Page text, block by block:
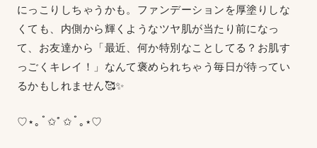
にっこりしちゃうかも。ファンデーションを厚塗りしな
くても、内側から輝くようなツヤ肌が当たり前になっ
て、お友達から「最近、何か特別なことしてる？お肌す
っごくキレイ！」なんて褒められちゃう毎日が待ってい
るかもしれません🥰✨
♡⋆｡˚✩ﾟ✩˚｡⋆♡